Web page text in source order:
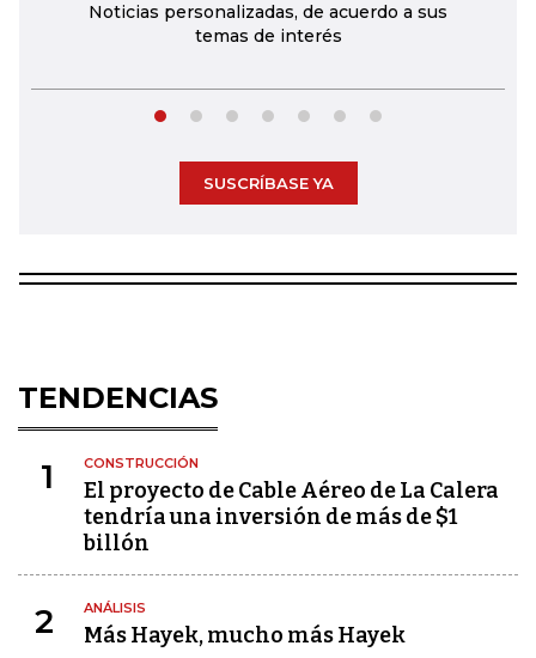
Noticias personalizadas, de acuerdo a sus
temas de interés
SUSCRÍBASE YA
TENDENCIAS
1 CONSTRUCCIÓN
El proyecto de Cable Aéreo de La Calera
tendría una inversión de más de $1
billón
2 ANÁLISIS
Más Hayek, mucho más Hayek